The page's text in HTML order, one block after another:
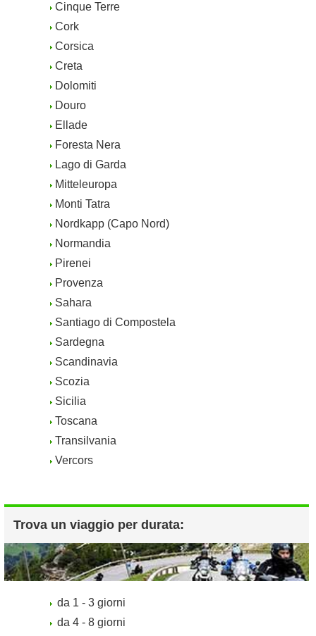
Cinque Terre
Cork
Corsica
Creta
Dolomiti
Douro
Ellade
Foresta Nera
Lago di Garda
Mitteleuropa
Monti Tatra
Nordkapp (Capo Nord)
Normandia
Pirenei
Provenza
Sahara
Santiago di Compostela
Sardegna
Scandinavia
Scozia
Sicilia
Toscana
Transilvania
Vercors
Trova un viaggio per durata:
da 1 - 3 giorni
da 4 - 8 giorni